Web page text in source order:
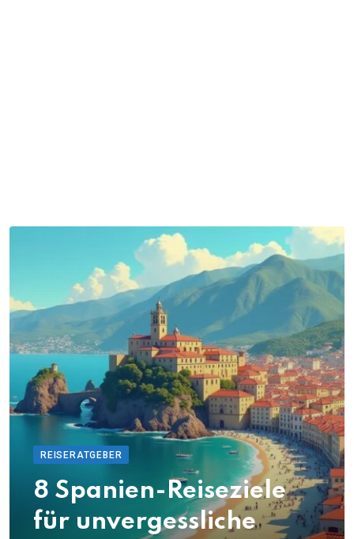
REISERATGEBER
8 Spanien-Reiseziele
für unvergessliche